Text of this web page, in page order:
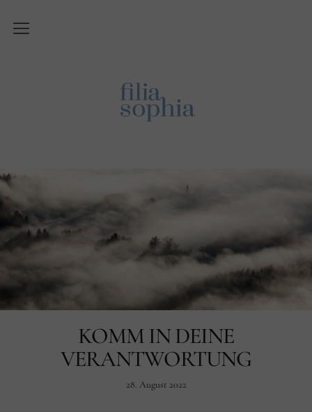
Was ist ‚Filiasophia‘?
Blog
English
FacebookInstagram
KOMM IN DEINE
VERANTWORTUNG
28. August 2022